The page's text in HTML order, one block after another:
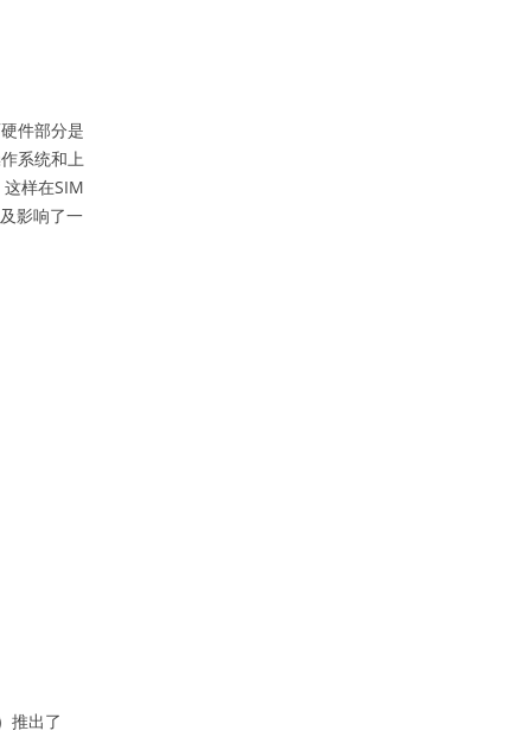
件部分是
系统和上
样在SIM
影响了一
推出了